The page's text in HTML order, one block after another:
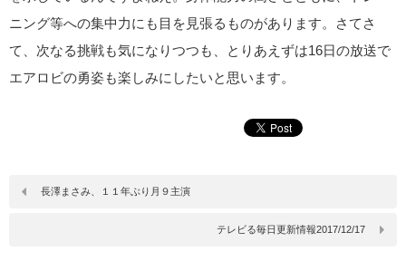
ニング等への集中力にも目を見張るものがあります。さてさ
て、次なる挑戦も気になりつつも、とりあえずは16日の放送で
エアロビの勇姿も楽しみにしたいと思います。
長澤まさみ、１１年ぶり月９主演
テレビる毎日更新情報2017/12/17